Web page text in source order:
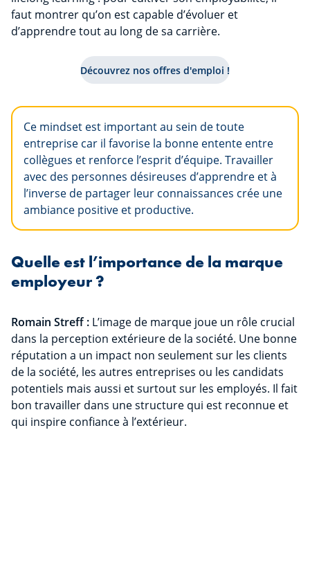
faut montrer qu’on est capable d’évoluer et
d’apprendre tout au long de sa carrière.
Découvrez nos offres d'emploi !
Ce mindset est important au sein de toute
entreprise car il favorise la bonne entente entre
collègues et renforce l’esprit d’équipe. Travailler
avec des personnes désireuses d’apprendre et à
l’inverse de partager leur connaissances crée une
ambiance positive et productive.
Quelle est l’importance de la marque
employeur ?
Romain Streff : L’image de marque joue un rôle crucial
dans la perception extérieure de la société. Une bonne
réputation a un impact non seulement sur les clients
de la société, les autres entreprises ou les candidats
potentiels mais aussi et surtout sur les employés. Il fait
bon travailler dans une structure qui est reconnue et
qui inspire confiance à l’extérieur.